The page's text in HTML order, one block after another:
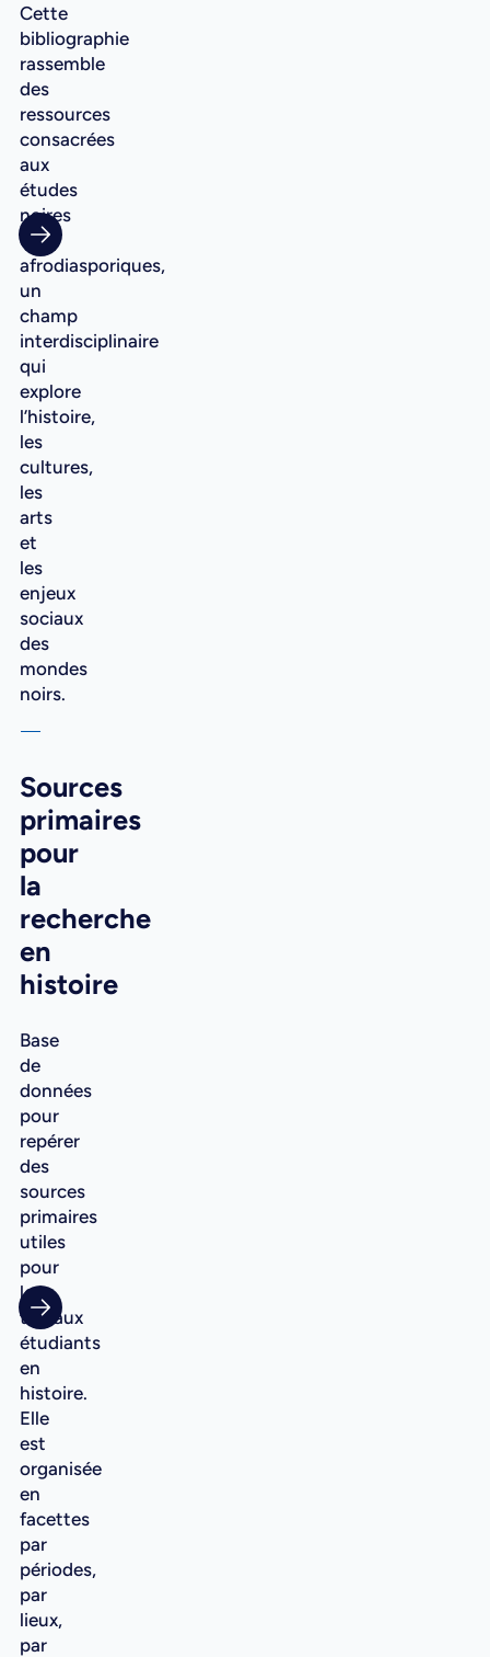
Cette
bibliographie
rassemble
des
ressources
consacrées
aux
études
noires
et
afrodiasporiques,
un
champ
interdisciplinaire
qui
explore
l’histoire,
les
cultures,
les
arts
et
les
enjeux
sociaux
des
mondes
noirs.
Sources
primaires
pour
la
recherche
en
histoire
Base
de
données
pour
repérer
des
sources
primaires
utiles
pour
les
travaux
étudiants
en
histoire.
Elle
est
organisée
en
facettes
par
périodes,
par
lieux,
par